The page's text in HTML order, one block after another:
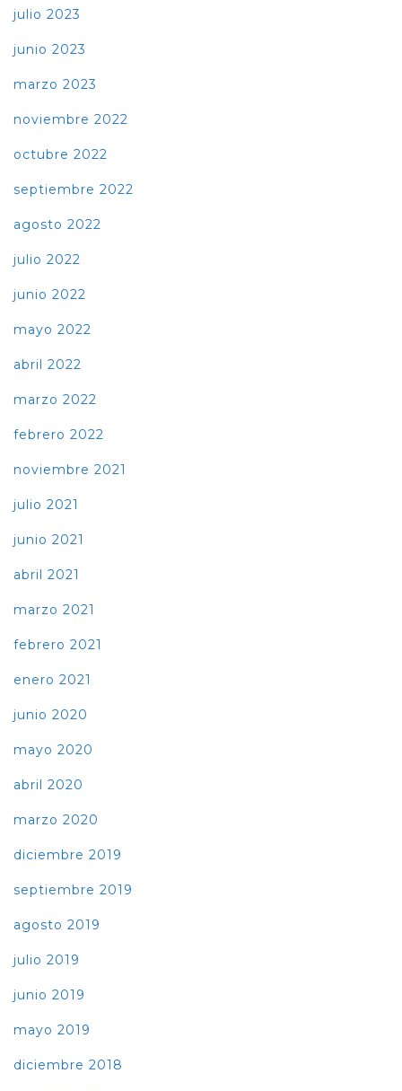
julio 2023
junio 2023
marzo 2023
noviembre 2022
octubre 2022
septiembre 2022
agosto 2022
julio 2022
junio 2022
mayo 2022
abril 2022
marzo 2022
febrero 2022
noviembre 2021
julio 2021
junio 2021
abril 2021
marzo 2021
febrero 2021
enero 2021
junio 2020
mayo 2020
abril 2020
marzo 2020
diciembre 2019
septiembre 2019
agosto 2019
julio 2019
junio 2019
mayo 2019
diciembre 2018